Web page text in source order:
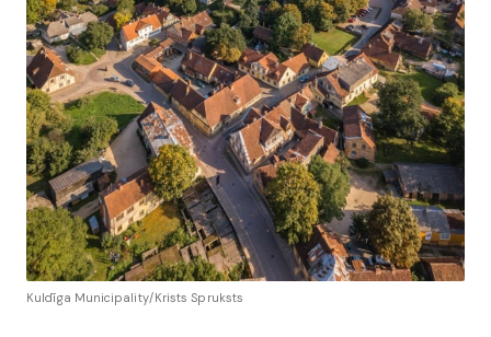
Kuldīga Municipality/Krists Spruksts